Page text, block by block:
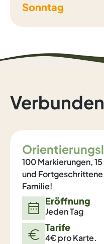
Sonntag
100 Markierungen,
und
Familie!
Eröffnung
Jeden Tag
Tarife
4€ pro Karte.